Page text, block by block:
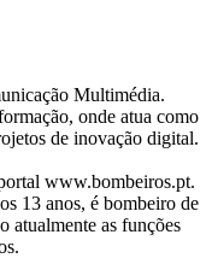
Multimédia.
onde atua como
de inovação digital.
www.bombeiros.pt.
13 anos, é bombeiro de
atualmente as funções